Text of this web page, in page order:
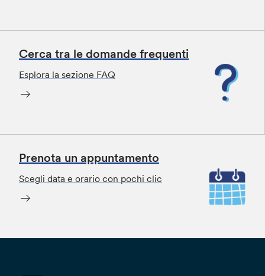
Cerca tra le domande frequenti
Esplora la sezione FAQ
Prenota un appuntamento
Scegli data e orario con pochi clic